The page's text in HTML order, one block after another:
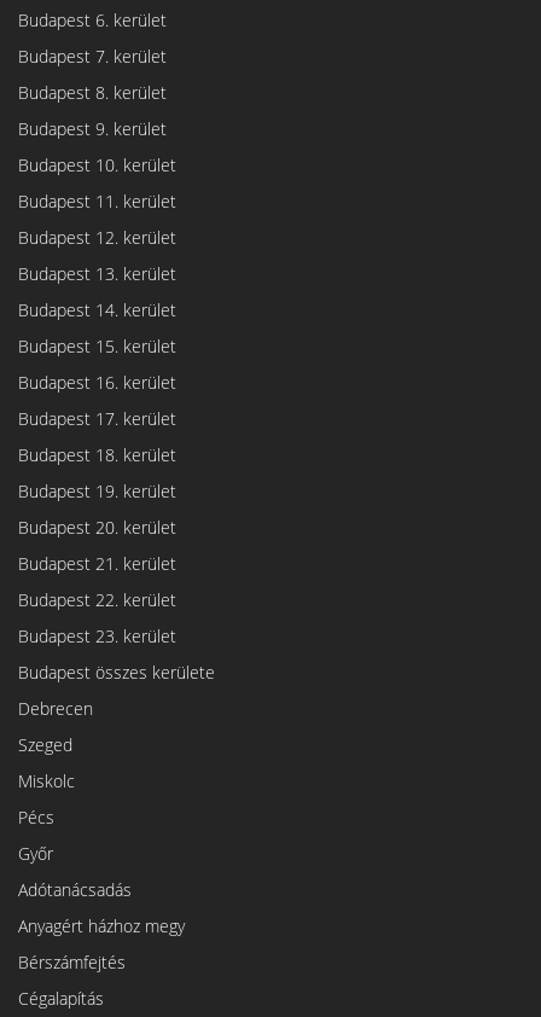
Budapest 6. kerület
Budapest 7. kerület
Budapest 8. kerület
Budapest 9. kerület
Budapest 10. kerület
Budapest 11. kerület
Budapest 12. kerület
Budapest 13. kerület
Budapest 14. kerület
Budapest 15. kerület
Budapest 16. kerület
Budapest 17. kerület
Budapest 18. kerület
Budapest 19. kerület
Budapest 20. kerület
Budapest 21. kerület
Budapest 22. kerület
Budapest 23. kerület
Budapest összes kerülete
Debrecen
Szeged
Miskolc
Pécs
Győr
Adótanácsadás
Anyagért házhoz megy
Bérszámfejtés
Cégalapítás